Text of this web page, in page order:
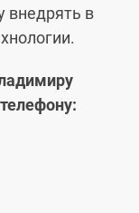
внедрять в